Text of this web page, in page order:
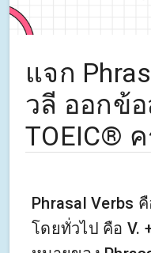
แจก
วลี ออกข้
TOEIC®
Phrasal Verbs
โดยทั่วไป คือ V.